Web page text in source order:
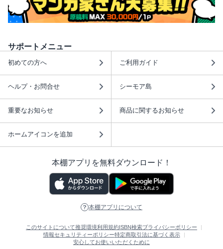
サポートメニュー
初めての方へ ご利用ガイド
ヘルプ・お問合せ シーモア島
重要なお知らせ 商品に関するお知らせ
ホームアイコンを追加
本棚アプリを無料ダウンロード！
本棚アプリについて
このサイトについて推奨環境利用規約 ISBN検索プライバシーポリシー
情報セキュリティーポリシー特定商取引法に基づく表示
安心してお使いいただくために